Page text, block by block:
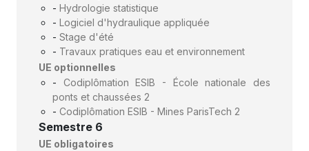
- Hydrologie statistique
- Logiciel d'hydraulique appliquée
- Stage d'été
- Travaux pratiques eau et environnement
UE optionnelles
- Codiplômation ESIB - École nationale des
ponts et chaussées 2
- Codiplômation ESIB - Mines ParisTech 2
Semestre 6
UE obligatoires